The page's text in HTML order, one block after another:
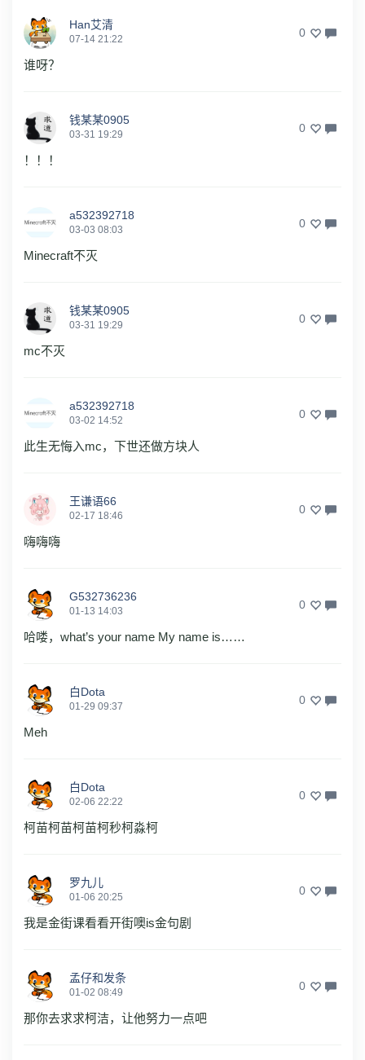
Han艾清
07-14 21:22 0
谁呀？
钱某某0905
03-31 19:29 0
！！！
a532392718
03-03 08:03 0
Minecraft不灭
钱某某0905
03-31 19:29 0
mc不灭
a532392718
03-02 14:52 0
此生无悔入mc，下世还做方块人
王谦语66
02-17 18:46 0
嗨嗨嗨
G532736236
01-13 14:03 0
哈喽，what’s your name My name is……
白Dota
01-29 09:37 0
Meh
白Dota
02-06 22:22 0
柯苗柯苗柯苗柯秒柯淼柯
罗九儿
01-06 20:25 0
我是金街课看看开街噢is金句剧
孟仔和发条
01-02 08:49 0
那你去求求柯洁，让他努力一点吧